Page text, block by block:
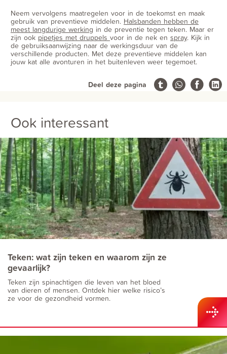
Neem vervolgens maatregelen voor in de toekomst en maak
gebruik van preventieve middelen. Halsbanden hebben de
meest langdurige werking in de preventie tegen teken. Maar er
zijn ook pipetjes met druppels voor in de nek en spray. Kijk in
de gebruiksaanwijzing naar de werkingsduur van de
verschillende producten. Met deze preventieve middelen kan
jouw kat alle avonturen in het buitenleven weer tegemoet.
Deel deze pagina
Ook interessant
Teken: wat zijn teken en waarom zijn ze
gevaarlijk?
Teken zijn spinachtigen die leven van het bloed
van dieren of mensen. Ontdek hier welke risico’s
ze voor de gezondheid vormen.